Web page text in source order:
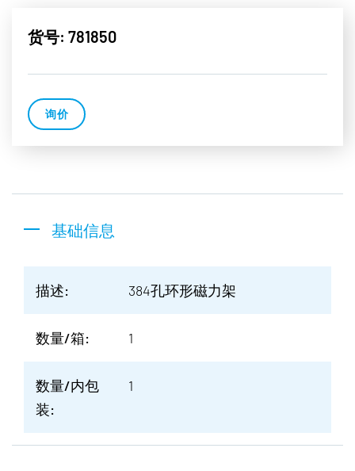
货号: 781850
询价
基础信息
描述: 384孔环形磁力架
数量/箱: 1
数量/内包
装:
1